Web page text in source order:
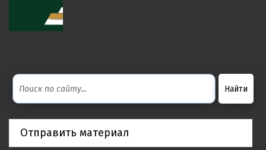
Отправить материал